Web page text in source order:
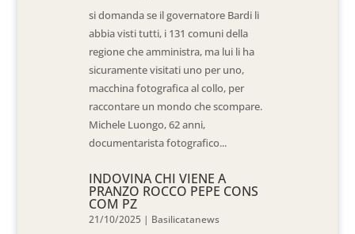
si domanda se il governatore Bardi li
abbia visti tutti, i 131 comuni della
regione che amministra, ma lui li ha
sicuramente visitati uno per uno,
macchina fotografica al collo, per
raccontare un mondo che scompare.
Michele Luongo, 62 anni,
documentarista fotografico...
INDOVINA CHI VIENE A
PRANZO ROCCO PEPE CONS
COM PZ
21/10/2025 | Basilicatanews